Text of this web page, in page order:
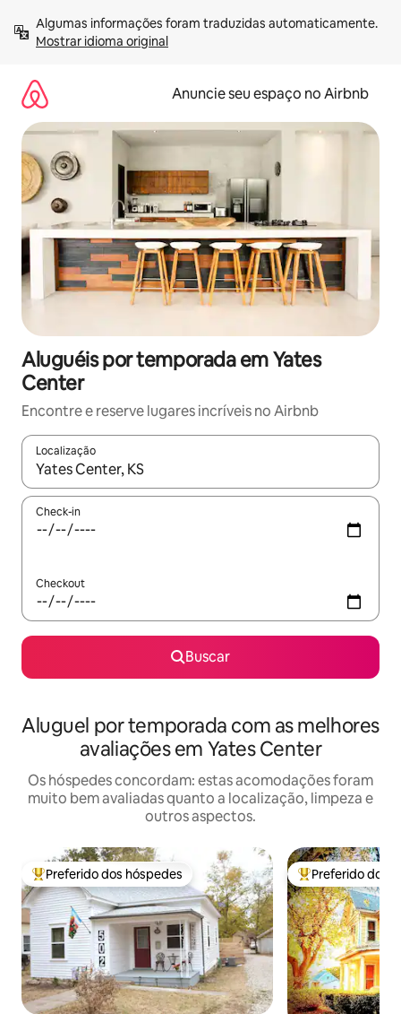
para
Mostrar idioma original
Anuncie seu espaço no Airbnb
Aluguéis por temporada em Yates
Center
Encontre e reserve lugares incríveis no Airbnb
Localização
Quando os resultados estiverem disponíveis, explore-os
Check-in
Checkout
Buscar
Aluguel por temporada com as melhores
avaliações em Yates Center
Os hóspedes concordam: estas acomodações foram
muito bem avaliadas quanto a localização, limpeza e
outros aspectos.
Entre os melhores preferidos dos hóspedes
Preferido dos hóspedes Entre os
Preferido dos